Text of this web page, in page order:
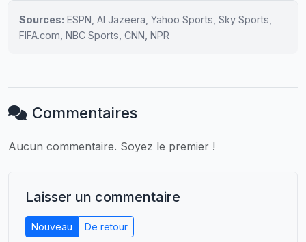
Sources: ESPN, Al Jazeera, Yahoo Sports, Sky Sports,
FIFA.com, NBC Sports, CNN, NPR
Commentaires
Aucun commentaire. Soyez le premier !
Laisser un commentaire
Nouveau De retour